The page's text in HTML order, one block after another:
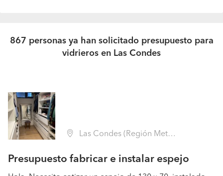
867 personas ya han solicitado presupuesto para
vidrieros en Las Condes
Las Condes (Región Metropolitana - Santiago)
Presupuesto fabricar e instalar espejo